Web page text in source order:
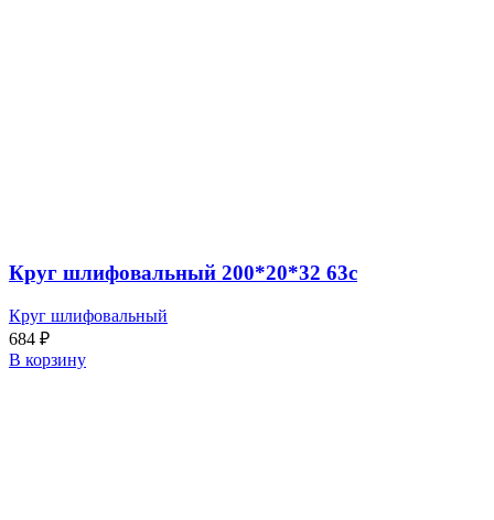
Круг шлифовальный 200*20*32 63с
Круг шлифовальный
684 ₽
В корзину